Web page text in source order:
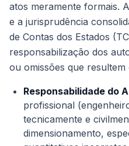
atos meramente formais.
e a jurisprudência
de Contas dos Estados
responsabilização dos
ou omissões que
Responsabilidade do
profissional
tecnicamente e
dimensionamento,